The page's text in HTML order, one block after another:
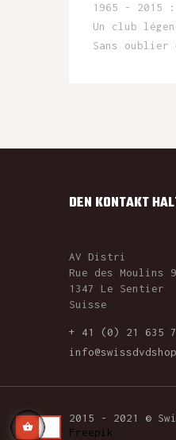
1965 - 2015
Un club
Sans oublier
DEN KONTAKT
AV Distri
Rue des Moulins 9
1347 Le Sentier
Suisse
+ 41 (0) 21 635
2015 - 2021 ©
Freepik